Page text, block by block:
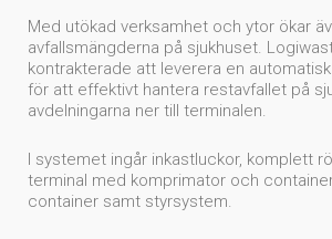
Med utökad verksamhet och ytor ökar
avfallsmängderna på sjukhuset.
kontrakterade att leverera en
för att effektivt hantera restavfallet på
avdelningarna ner till terminalen.
I systemet ingår inkastluckor, komplett
terminal med komprimator och
container samt styrsystem.